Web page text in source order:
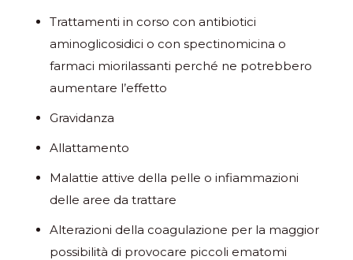
Trattamenti in corso con antibiotici
aminoglicosidici o con spectinomicina o
farmaci miorilassanti perché ne potrebbero
aumentare l’effetto
Gravidanza
Allattamento
Malattie attive della pelle o infiammazioni
delle aree da trattare
Alterazioni della coagulazione per la maggior
possibilità di provocare piccoli ematomi